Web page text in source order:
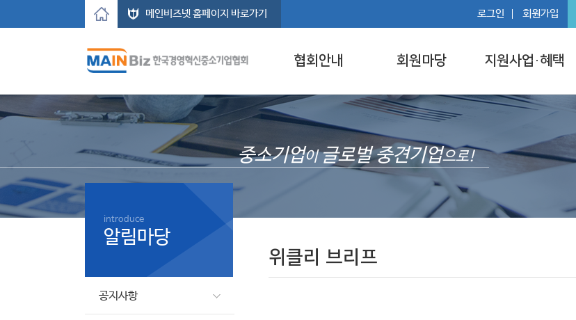
협회안내 회원마당 지원사업·혜택
메인비즈넷 홈페이지 바로가기 로그인 회원가입
중소기업이글로벌 중견기업으로!
introduce
알림마당
공지사항
위클리 브리프